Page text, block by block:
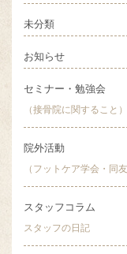
未分類
お知らせ
セミナー・勉強会
（接骨院に関すること）
院外活動
（フットケア学会・同
スタッフコラム
スタッフの日記